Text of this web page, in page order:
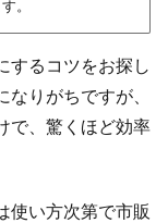
。
するコツをお探し
りがちですが、
で、驚くほど効率
使い方次第で市販